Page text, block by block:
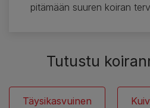
pitämään suuren koiran
Tutustu
Täysikasvuinen